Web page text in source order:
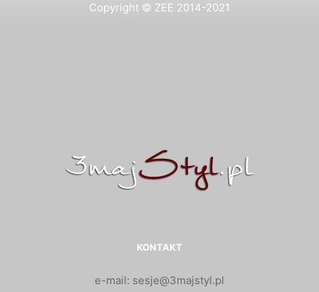
Copyright © ZEE 2014-2021
KONTAKT
e-mail: sesje@3majstyl.pl